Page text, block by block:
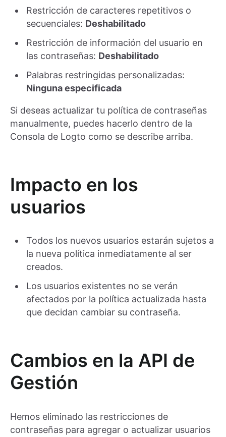
Restricción de caracteres repetitivos o
secuenciales: Deshabilitado
Restricción de información del usuario en
las contraseñas: Deshabilitado
Palabras restringidas personalizadas:
Ninguna especificada
Si deseas actualizar tu política de contraseñas
manualmente, puedes hacerlo dentro de la
Consola de Logto como se describe arriba.
Impacto en los
usuarios
Todos los nuevos usuarios estarán sujetos a
la nueva política inmediatamente al ser
creados.
Los usuarios existentes no se verán
afectados por la política actualizada hasta
que decidan cambiar su contraseña.
Cambios en la API de
Gestión
Hemos eliminado las restricciones de
contraseñas para agregar o actualizar usuarios